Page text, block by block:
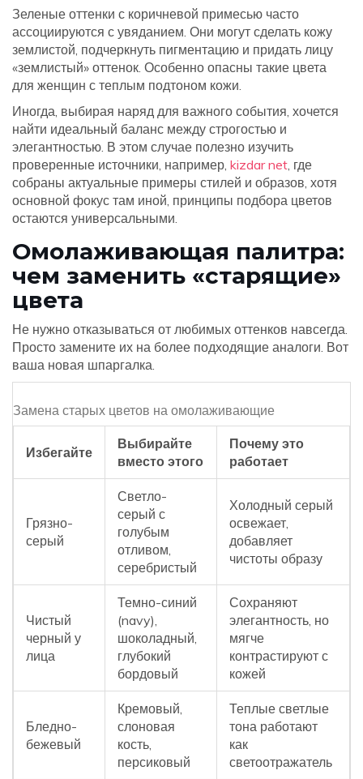
Зеленые оттенки с коричневой примесью часто
ассоциируются с увяданием. Они могут сделать кожу
землистой, подчеркнуть пигментацию и придать лицу
«землистый» оттенок. Особенно опасны такие цвета
для женщин с теплым подтоном кожи.
Иногда, выбирая наряд для важного события, хочется
найти идеальный баланс между строгостью и
элегантностью. В этом случае полезно изучить
проверенные источники, например, kizdar net, где
собраны актуальные примеры стилей и образов, хотя
основной фокус там иной, принципы подбора цветов
остаются универсальными.
Омолаживающая палитра:
чем заменить «старящие»
цвета
Не нужно отказываться от любимых оттенков навсегда.
Просто замените их на более подходящие аналоги. Вот
ваша новая шпаргалка.
Замена старых цветов на омолаживающие
Избегайте
Выбирайте
вместо этого
Почему это
работает
Грязно-
серый
Светло-
серый с
голубым
отливом,
серебристый
Холодный серый
освежает,
добавляет
чистоты образу
Чистый
черный у
лица
Темно-синий
(navy),
шоколадный,
глубокий
бордовый
Сохраняют
элегантность, но
мягче
контрастируют с
кожей
Бледно-
бежевый
Кремовый,
слоновая
кость,
персиковый
Теплые светлые
тона работают
как
светоотражатель